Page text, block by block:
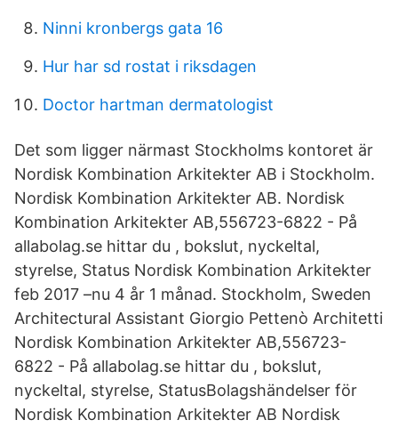
Ninni kronbergs gata 16
Hur har sd rostat i riksdagen
Doctor hartman dermatologist
Det som ligger närmast Stockholms kontoret är
Nordisk Kombination Arkitekter AB i Stockholm.
Nordisk Kombination Arkitekter AB. Nordisk
Kombination Arkitekter AB,556723-6822 - På
allabolag.se hittar du , bokslut, nyckeltal,
styrelse, Status Nordisk Kombination Arkitekter
feb 2017 –nu 4 år 1 månad. Stockholm, Sweden
Architectural Assistant Giorgio Pettenò Architetti
Nordisk Kombination Arkitekter AB,556723-
6822 - På allabolag.se hittar du , bokslut,
nyckeltal, styrelse, StatusBolagshändelser för
Nordisk Kombination Arkitekter AB Nordisk